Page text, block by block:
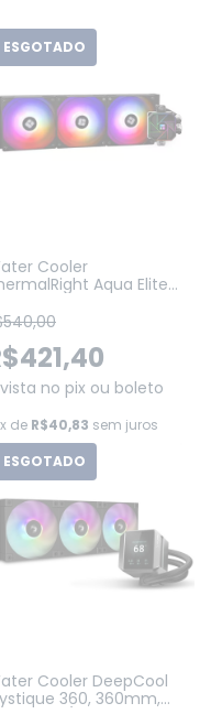
ESGOTADO
Cooler
Aqua Elite
C12B-S-BK-360)
no pix ou boleto
x de R$40,83 sem juros
ESGOTADO
Cooler DeepCool
360, 360mm,